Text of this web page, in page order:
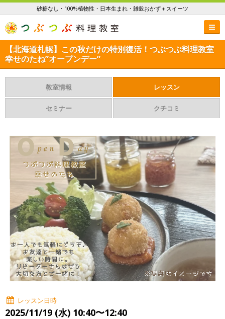
砂糖なし・100%植物性・日本生まれ・雑穀おかず＋スイーツ
【北海道札幌】この秋だけの特別復活！つぶつぶ料理教室
幸せのたね”オープンデー”
教室情報 レッスン
セミナー クチコミ
レッスン日時
2025/11/19 (水) 10:40〜12:40